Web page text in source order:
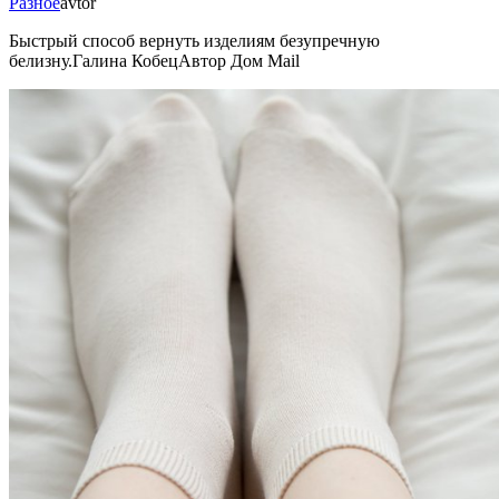
Быстрый способ вернуть изделиям безупречную
белизну.Галина КобецАвтор Дом Mail